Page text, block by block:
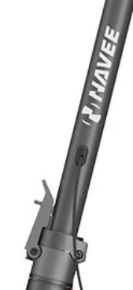
ingombro ridotto e
La potenza
Che si tratti di
installazione di nuovi
l’ambiente,
scegliere quando
consumo successivo.